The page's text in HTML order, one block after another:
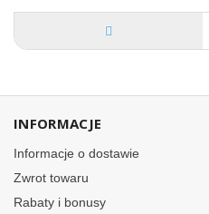
INFORMACJE
Informacje o dostawie
Zwrot towaru
Rabaty i bonusy